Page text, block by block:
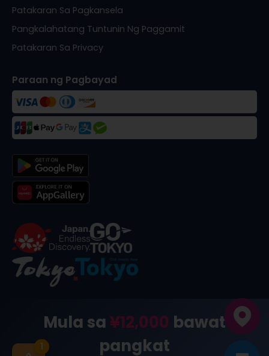
Mula sa ¥12,000 bawat
pangkat
1
Patakaran Sa Pagkansela
Pangkalahatang Tuntunin Ng Paggamit
Patakaran Sa Privacy
Paraan ng Pagbayad
. メード・イン・ト